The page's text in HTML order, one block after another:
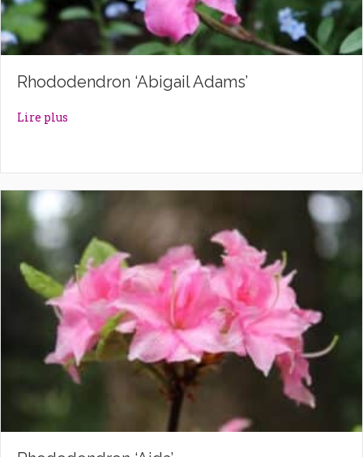
Rhododendron ‘Abigail Adams’
Lire plus